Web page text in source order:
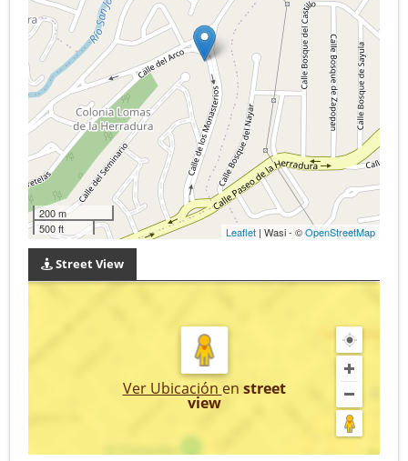
200 m
500 ft
Leaflet | Wasi - ©OpenStreetMap
Street View
Ver Ubicación en street
view